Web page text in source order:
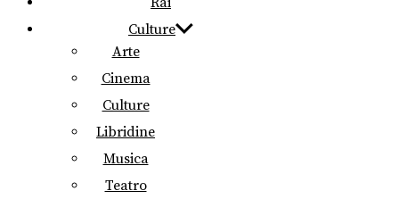
Culture
Arte
Cinema
Culture
Libridine
Musica
Teatro